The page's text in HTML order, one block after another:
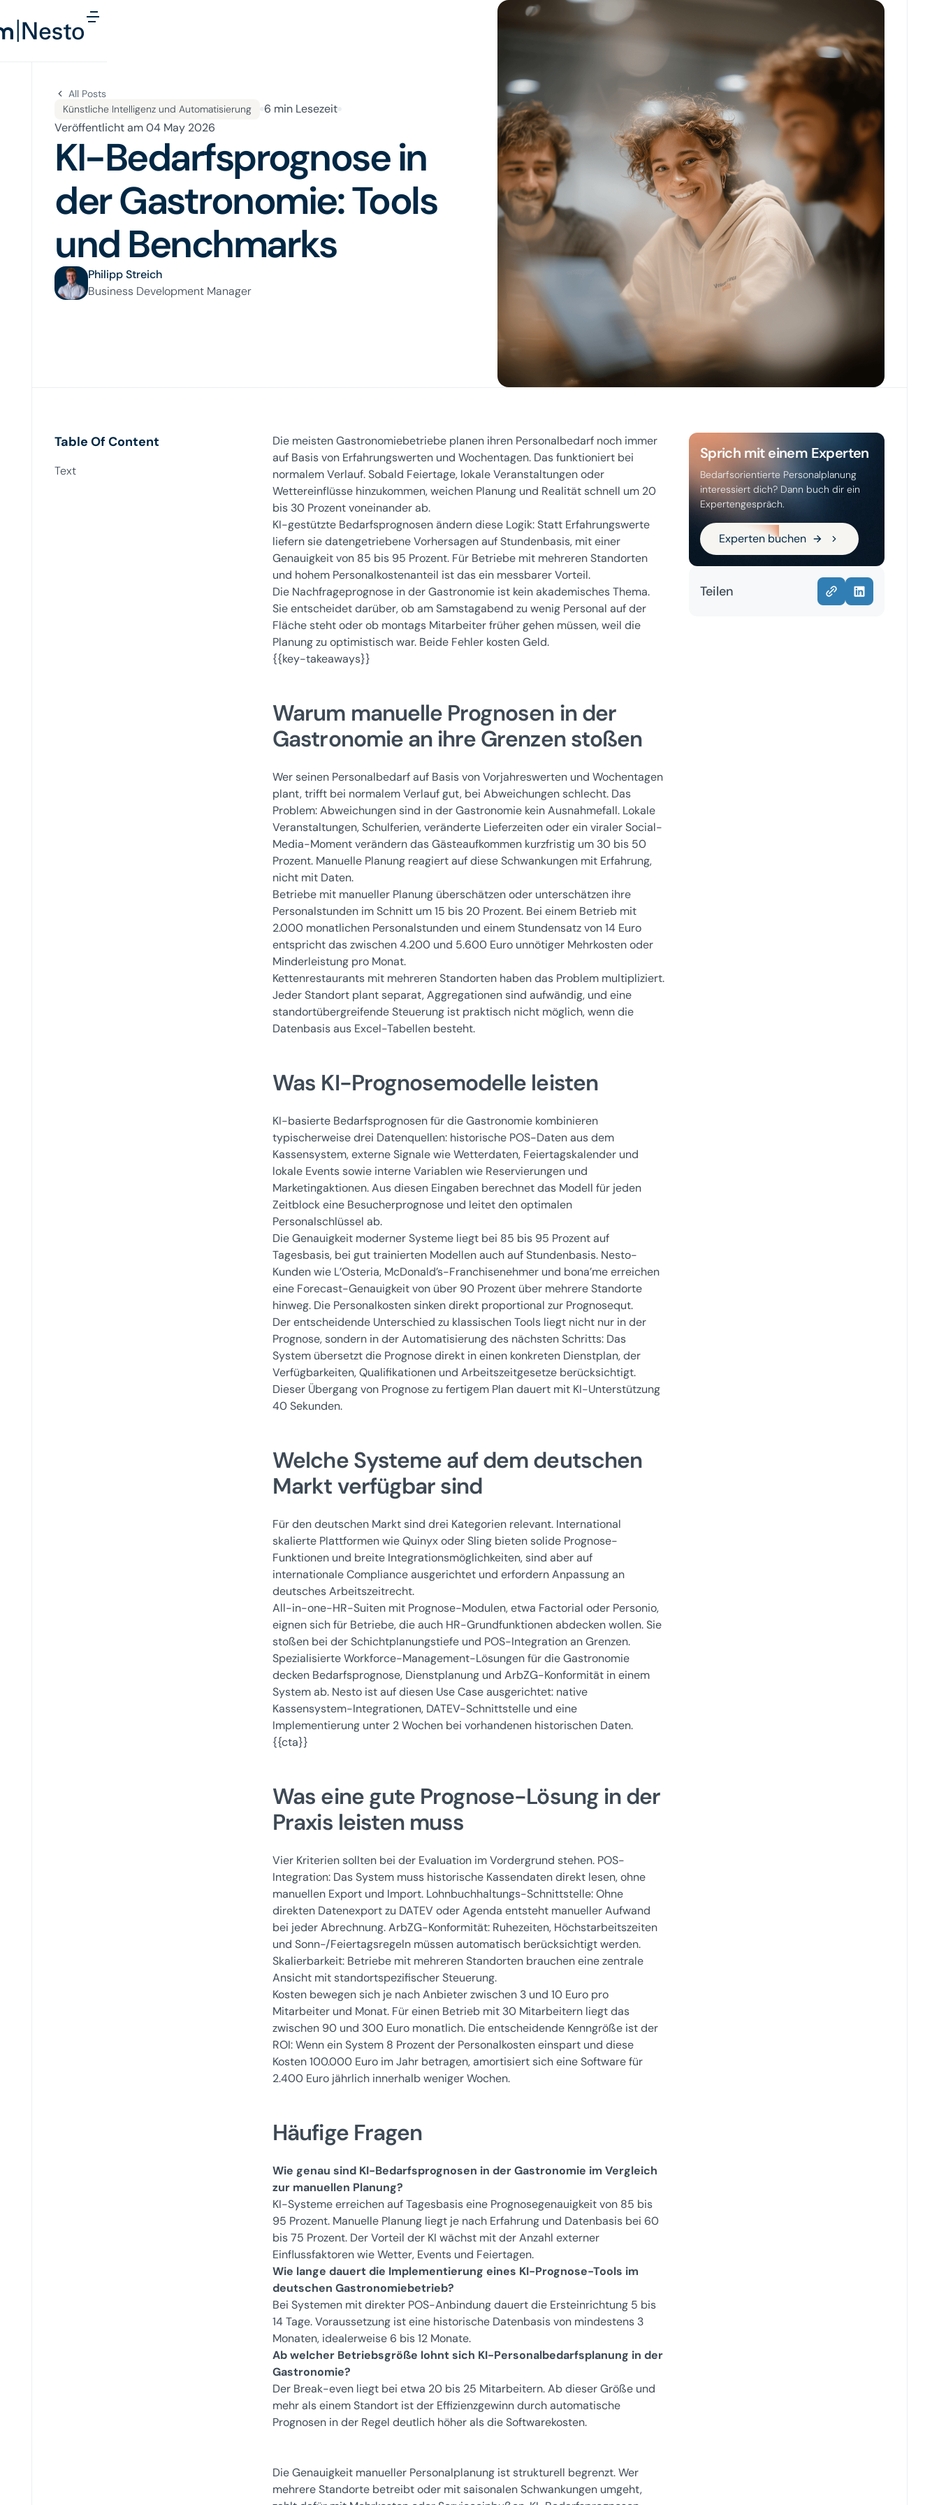
Button Text
All Posts
Künstliche Intelligenz und Automatisierung
6 min Lesezeit
Veröffentlicht am04 May 2026
KI-Bedarfsprognose in
der Gastronomie: Tools
und Benchmarks
Philipp Streich
Business Development Manager
Table Of Content
Text
Die meisten Gastronomiebetriebe planen ihren Personalbedarf noch immer
auf Basis von Erfahrungswerten und Wochentagen. Das funktioniert bei
normalem Verlauf. Sobald Feiertage, lokale Veranstaltungen oder
Wettereinflüsse hinzukommen, weichen Planung und Realität schnell um 20
bis 30 Prozent voneinander ab.
KI-gestützte Bedarfsprognosen ändern diese Logik: Statt Erfahrungswerte
liefern sie datengetriebene Vorhersagen auf Stundenbasis, mit einer
Genauigkeit von 85 bis 95 Prozent. Für Betriebe mit mehreren Standorten
und hohem Personalkostenanteil ist das ein messbarer Vorteil.
Die Nachfrageprognose in der Gastronomie ist kein akademisches Thema.
Sie entscheidet darüber, ob am Samstagabend zu wenig Personal auf der
Fläche steht oder ob montags Mitarbeiter früher gehen müssen, weil die
Planung zu optimistisch war. Beide Fehler kosten Geld.
{{key-takeaways}}
Warum manuelle Prognosen in der
Gastronomie an ihre Grenzen stoßen
Wer seinen Personalbedarf auf Basis von Vorjahreswerten und Wochentagen
plant, trifft bei normalem Verlauf gut, bei Abweichungen schlecht. Das
Problem: Abweichungen sind in der Gastronomie kein Ausnahmefall. Lokale
Veranstaltungen, Schulferien, veränderte Lieferzeiten oder ein viraler Social-
Media-Moment verändern das Gästeaufkommen kurzfristig um 30 bis 50
Prozent. Manuelle Planung reagiert auf diese Schwankungen mit Erfahrung,
nicht mit Daten.
Betriebe mit manueller Planung überschätzen oder unterschätzen ihre
Personalstunden im Schnitt um 15 bis 20 Prozent. Bei einem Betrieb mit
2.000 monatlichen Personalstunden und einem Stundensatz von 14 Euro
entspricht das zwischen 4.200 und 5.600 Euro unnötiger Mehrkosten oder
Minderleistung pro Monat.
Kettenrestaurants mit mehreren Standorten haben das Problem multipliziert.
Jeder Standort plant separat, Aggregationen sind aufwändig, und eine
standortübergreifende Steuerung ist praktisch nicht möglich, wenn die
Datenbasis aus Excel-Tabellen besteht.
Was KI-Prognosemodelle leisten
KI-basierte Bedarfsprognosen für die Gastronomie kombinieren
typischerweise drei Datenquellen: historische POS-Daten aus dem
Kassensystem, externe Signale wie Wetterdaten, Feiertagskalender und
lokale Events sowie interne Variablen wie Reservierungen und
Marketingaktionen. Aus diesen Eingaben berechnet das Modell für jeden
Zeitblock eine Besucherprognose und leitet den optimalen
Personalschlüssel ab.
Die Genauigkeit moderner Systeme liegt bei 85 bis 95 Prozent auf
Tagesbasis, bei gut trainierten Modellen auch auf Stundenbasis. Nesto-
Kunden wie L’Osteria, McDonald’s-Franchisenehmer und bona’me erreichen
eine Forecast-Genauigkeit von über 90 Prozent über mehrere Standorte
hinweg. Die Personalkosten sinken direkt proportional zur Prognosequt.
Der entscheidende Unterschied zu klassischen Tools liegt nicht nur in der
Prognose, sondern in der Automatisierung des nächsten Schritts: Das
System übersetzt die Prognose direkt in einen konkreten Dienstplan, der
Verfügbarkeiten, Qualifikationen und Arbeitszeitgesetze berücksichtigt.
Dieser Übergang von Prognose zu fertigem Plan dauert mit KI-Unterstützung
40 Sekunden.
Welche Systeme auf dem deutschen
Markt verfügbar sind
Für den deutschen Markt sind drei Kategorien relevant. International
skalierte Plattformen wie Quinyx oder Sling bieten solide Prognose-
Funktionen und breite Integrationsmöglichkeiten, sind aber auf
internationale Compliance ausgerichtet und erfordern Anpassung an
deutsches Arbeitszeitrecht.
All-in-one-HR-Suiten mit Prognose-Modulen, etwa Factorial oder Personio,
eignen sich für Betriebe, die auch HR-Grundfunktionen abdecken wollen. Sie
stoßen bei der Schichtplanungstiefe und POS-Integration an Grenzen.
Spezialisierte Workforce-Management-Lösungen für die Gastronomie
decken Bedarfsprognose, Dienstplanung und ArbZG-Konformität in einem
System ab. Nesto ist auf diesen Use Case ausgerichtet: native
Kassensystem-Integrationen, DATEV-Schnittstelle und eine
Implementierung unter 2 Wochen bei vorhandenen historischen Daten.
{{cta}}
Was eine gute Prognose-Lösung in der
Praxis leisten muss
Vier Kriterien sollten bei der Evaluation im Vordergrund stehen. POS-
Integration: Das System muss historische Kassendaten direkt lesen, ohne
manuellen Export und Import. Lohnbuchhaltungs-Schnittstelle: Ohne
direkten Datenexport zu DATEV oder Agenda entsteht manueller Aufwand
bei jeder Abrechnung. ArbZG-Konformität: Ruhezeiten, Höchstarbeitszeiten
und Sonn-/Feiertagsregeln müssen automatisch berücksichtigt werden.
Skalierbarkeit: Betriebe mit mehreren Standorten brauchen eine zentrale
Ansicht mit standortspezifischer Steuerung.
Kosten bewegen sich je nach Anbieter zwischen 3 und 10 Euro pro
Mitarbeiter und Monat. Für einen Betrieb mit 30 Mitarbeitern liegt das
zwischen 90 und 300 Euro monatlich. Die entscheidende Kenngröße ist der
ROI: Wenn ein System 8 Prozent der Personalkosten einspart und diese
Kosten 100.000 Euro im Jahr betragen, amortisiert sich eine Software für
2.400 Euro jährlich innerhalb weniger Wochen.
Häufige Fragen
Wie genau sind KI-Bedarfsprognosen in der Gastronomie im Vergleich
zur manuellen Planung?
KI-Systeme erreichen auf Tagesbasis eine Prognosegenauigkeit von 85 bis
95 Prozent. Manuelle Planung liegt je nach Erfahrung und Datenbasis bei 60
bis 75 Prozent. Der Vorteil der KI wächst mit der Anzahl externer
Einflussfaktoren wie Wetter, Events und Feiertagen.
Wie lange dauert die Implementierung eines KI-Prognose-Tools im
deutschen Gastronomiebetrieb?
Bei Systemen mit direkter POS-Anbindung dauert die Ersteinrichtung 5 bis
14 Tage. Voraussetzung ist eine historische Datenbasis von mindestens 3
Monaten, idealerweise 6 bis 12 Monate.
Ab welcher Betriebsgröße lohnt sich KI-Personalbedarfsplanung in der
Gastronomie?
Der Break-even liegt bei etwa 20 bis 25 Mitarbeitern. Ab dieser Größe und
mehr als einem Standort ist der Effizienzgewinn durch automatische
Prognosen in der Regel deutlich höher als die Softwarekosten.
Die Genauigkeit manueller Personalplanung ist strukturell begrenzt. Wer
mehrere Standorte betreibt oder mit saisonalen Schwankungen umgeht,
Sprich mit einem Experten
Bedarfsorientierte Personalplanung
interessiert dich? Dann buch dir ein
Expertengespräch.
Experten buchen
Experten buchen
Teilen